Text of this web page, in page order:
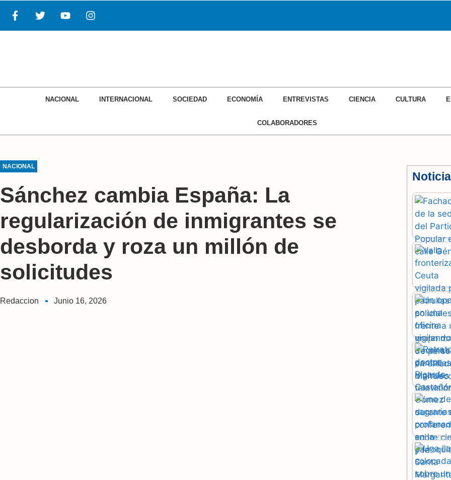
NACIONAL
NACIONAL INTERNACIONAL SOCIEDAD ECONOMÍA ENTREVISTAS CIENCIA CULTURA
COLABORADORES
NACIONAL
Sánchez cambia España: La
regularización de inmigrantes se
desborda y roza un millón de
solicitudes
Redaccion Junio 16, 2026